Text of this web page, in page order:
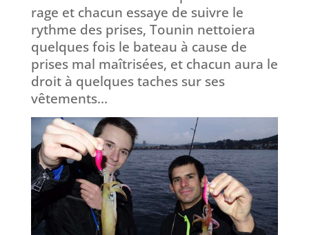
rage et chacun essaye de suivre le
rythme des prises, Tounin nettoiera
quelques fois le bateau à cause de
prises mal maîtrisées, et chacun aura le
droit à quelques taches sur ses
vêtements…